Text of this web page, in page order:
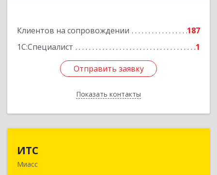
Клиентов на сопровождении
187
1С:Специалист
1
Отправить заявку
Показать контакты
Отправить заявку
Назад
ИТС
Миасс456300, Челябинская обл, Миасс г, Романенко